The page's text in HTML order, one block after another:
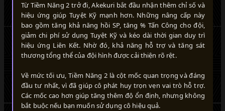
Từ Tiềm Năng 2 trở đi, Akekuri bắt đầu nhận thêm chỉ số và
hiệu ứng giúp Tuyệt Kỹ mạnh hơn. Những nâng cấp này
bao gồm tăng khả năng hồi SP, tăng % Tấn Công cho đội,
giảm chi phí sử dụng Tuyệt Kỹ và kéo dài thời gian duy trì
hiệu ứng Liên Kết. Nhờ đó, khả năng hỗ trợ và tăng sát
thương tổng thể của đội hình được cải thiện rõ rệt.
Về mức tối ưu, Tiềm Năng 2 là cột mốc quan trọng và đáng
đầu tư nhất, vì đã giúp cô phát huy trọn vẹn vai trò hỗ trợ.
Các mốc cao hơn giúp tăng thêm độ ổn định, nhưng không
bắt buộc nếu bạn muốn sử dụng cô hiệu quả.